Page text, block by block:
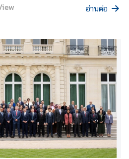
อ่านต่อ